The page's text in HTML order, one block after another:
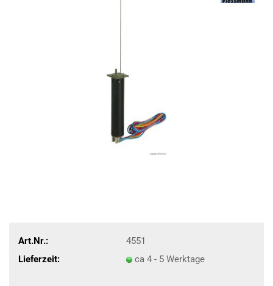
Art.Nr.:
4551
Lieferzeit:
ca 4 - 5 Werktage